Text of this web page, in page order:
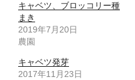
キャベツ、ブロッコリー種
まき
2019年7月20日
農園
キャベツ発芽
2017年11月23日